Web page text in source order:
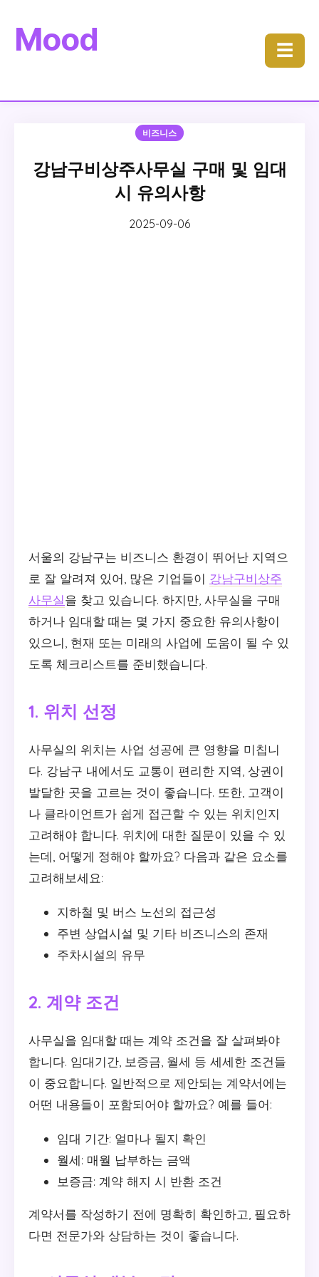
Mood ☰
비즈니스
강남구비상주사무실 구매 및 임대
시 유의사항
2025-09-06
서울의 강남구는 비즈니스 환경이 뛰어난 지역으
로 잘 알려져 있어, 많은 기업들이 강남구비상주
사무실을 찾고 있습니다. 하지만, 사무실을 구매
하거나 임대할 때는 몇 가지 중요한 유의사항이
있으니, 현재 또는 미래의 사업에 도움이 될 수 있
도록 체크리스트를 준비했습니다.
1. 위치 선정
사무실의 위치는 사업 성공에 큰 영향을 미칩니
다. 강남구 내에서도 교통이 편리한 지역, 상권이
발달한 곳을 고르는 것이 좋습니다. 또한, 고객이
나 클라이언트가 쉽게 접근할 수 있는 위치인지
고려해야 합니다. 위치에 대한 질문이 있을 수 있
는데, 어떻게 정해야 할까요? 다음과 같은 요소를
고려해보세요:
지하철 및 버스 노선의 접근성
주변 상업시설 및 기타 비즈니스의 존재
주차시설의 유무
2. 계약 조건
사무실을 임대할 때는 계약 조건을 잘 살펴봐야
합니다. 임대기간, 보증금, 월세 등 세세한 조건들
이 중요합니다. 일반적으로 제안되는 계약서에는
어떤 내용들이 포함되어야 할까요? 예를 들어:
임대 기간: 얼마나 될지 확인
월세: 매월 납부하는 금액
보증금: 계약 해지 시 반환 조건
계약서를 작성하기 전에 명확히 확인하고, 필요하
다면 전문가와 상담하는 것이 좋습니다.